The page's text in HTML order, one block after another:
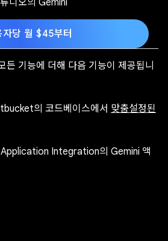
디오의 Gemini
자당 월 $45부터
기능에 더해 다음 기능이 제공됩니
의 코드베이스에서 맞춤설정된
Integration의 Gemini 액